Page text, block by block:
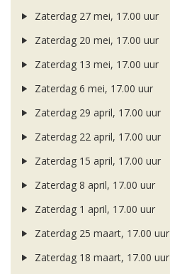
Zaterdag 27 mei, 17.00 uur
Zaterdag 20 mei, 17.00 uur
Zaterdag 13 mei, 17.00 uur
Zaterdag 6 mei, 17.00 uur
Zaterdag 29 april, 17.00 uur
Zaterdag 22 april, 17.00 uur
Zaterdag 15 april, 17.00 uur
Zaterdag 8 april, 17.00 uur
Zaterdag 1 april, 17.00 uur
Zaterdag 25 maart, 17.00 uur
Zaterdag 18 maart, 17.00 uur